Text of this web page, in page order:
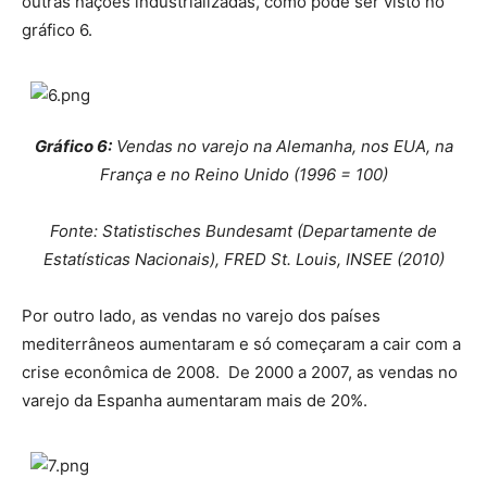
gráfico 6.
Gráfico6:Vendas no varejo na Alemanha, nos EUA, na
França e no Reino Unido (1996 = 100)
Fonte: Statistisches Bundesamt (Departamente de
Estatísticas Nacionais), FRED St. Louis, INSEE (2010)
Por outro lado, as vendas no varejo dos países
mediterrâneos aumentaram e só começaram a cair com a
crise econômica de 2008. De 2000 a 2007, as vendas no
varejo da Espanha aumentaram mais de 20%.